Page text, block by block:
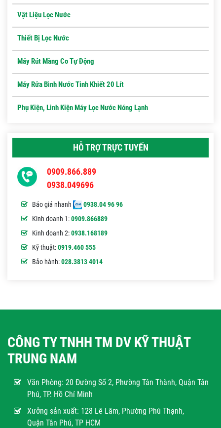
Vật Liệu Lọc Nước
Thiết Bị Lọc Nước
Máy Rút Màng Co Tự Động
Máy Rửa Bình Nước Tinh Khiết 20 Lít
Phụ Kiện, Linh Kiện Máy Lọc Nước Nóng Lạnh
HỖ TRỢ TRỰC TUYẾN
0909.866.889
0938.049696
Báo giá nhanh
0938.04 96 96
Kinh doanh 1:0909.866889
Kinh doanh 2:0938.168189
Kỹ thuật:0919.460 555
Bảo hành:028.3813 4014
CÔNG TY TNHH TM DV KỸ THUẬT
TRUNG NAM
Văn Phòng: 20 Đường Số 2, Phường Tân Thành, Quận Tân
Phú, TP. Hồ Chí Minh
Xưởng sản xuất: 128 Lê Lâm, Phường Phú Thạnh,
Quận Tân Phú, TP HCM